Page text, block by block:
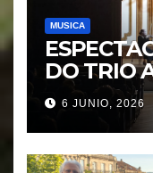
MUSICA
DO TRIO
6 JUNIO, 2026